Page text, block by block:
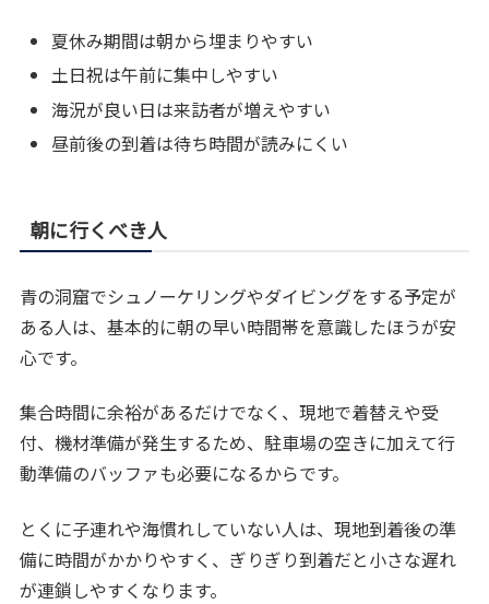
夏休み期間は朝から埋まりやすい
土日祝は午前に集中しやすい
海況が良い日は来訪者が増えやすい
昼前後の到着は待ち時間が読みにくい
朝に行くべき人
青の洞窟でシュノーケリングやダイビングをする予定が
ある人は、基本的に朝の早い時間帯を意識したほうが安
心です。
集合時間に余裕があるだけでなく、現地で着替えや受
付、機材準備が発生するため、駐車場の空きに加えて行
動準備のバッファも必要になるからです。
とくに子連れや海慣れしていない人は、現地到着後の準
備に時間がかかりやすく、ぎりぎり到着だと小さな遅れ
が連鎖しやすくなります。